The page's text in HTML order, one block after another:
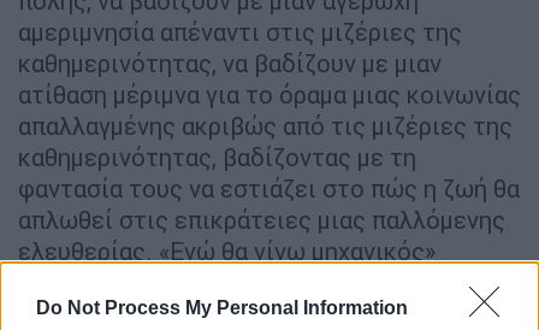
Do Not Process My Personal Information
αµεριµνησία απέναντι στις µιζέριες της
καθηµερινότητας, να βαδίζουν µε µιαν
ατίθαση µέριµνα για το όραµα µιας κοινωνίας
απαλλαγµένης ακριβώς από τις µιζέριες της
καθηµερινότητας, βαδίζοντας µε τη
φαντασία τους να εστιάζει στο πώς η ζωή θα
απλωθεί στις επικράτειες µιας παλλόµενης
ελευθερίας. «Εγώ θα γίνω µηχανικός»
επιµένει ο ποιητής Μιχάλης Κατσαρός. «Ο
σιδερόδροµος δε φτάνει στην πατρίδα µου/